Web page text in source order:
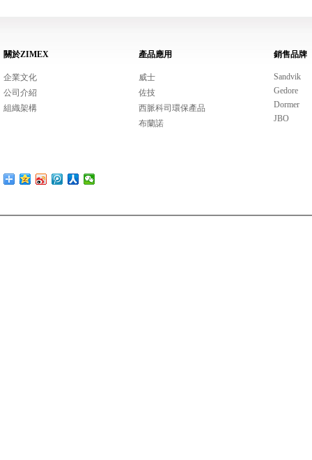
關於ZIMEX
企業文化
公司介紹
組織架構
產品應用
威士
佐技
西脈科司環保產品
布蘭諾
銷售品牌
Sandvik
Gedore
Dormer
JBO